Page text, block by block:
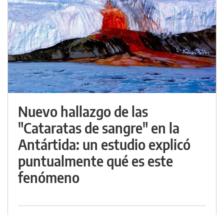
Nuevo hallazgo de las
"Cataratas de sangre" en la
Antártida: un estudio explicó
puntualmente qué es este
fenómeno